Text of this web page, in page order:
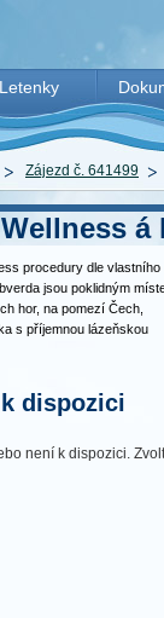
Letenky
Zájezd č. 641499
á
procedury dle vlastního
jsou poklidným
hor, na pomezí Čech,
s příjemnou lázeňskou
wellness…
dispozici
není k dispozici.